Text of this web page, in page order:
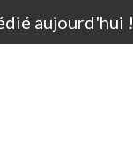
aujourd'hui !